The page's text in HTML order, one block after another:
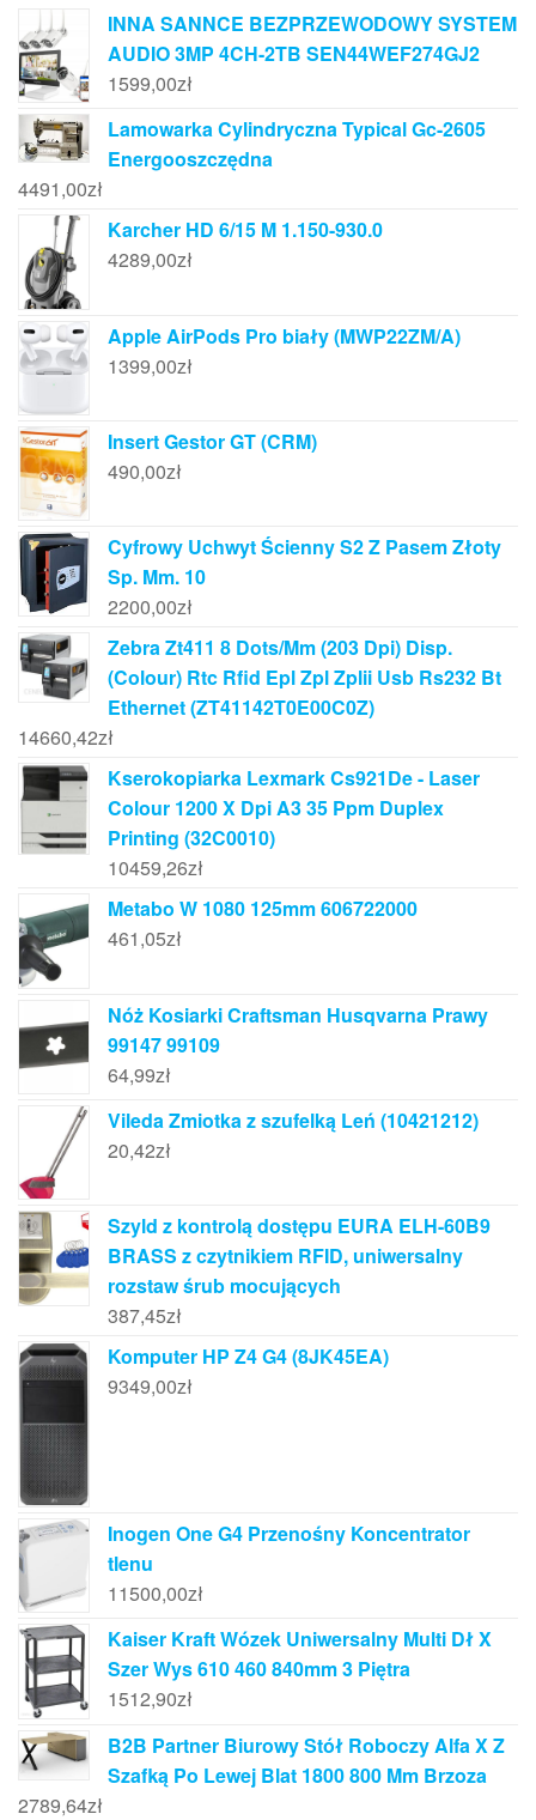
INNA SANNCE BEZPRZEWODOWY SYSTEM
AUDIO 3MP 4CH-2TB SEN44WEF274GJ2
1599,00zł
Lamowarka Cylindryczna Typical Gc-2605
Energooszczędna
4491,00zł
Karcher HD 6/15 M 1.150-930.0
4289,00zł
Apple AirPods Pro biały (MWP22ZM/A)
1399,00zł
Insert Gestor GT (CRM)
490,00zł
Cyfrowy Uchwyt Ścienny S2 Z Pasem Złoty
Sp. Mm. 10
2200,00zł
Zebra Zt411 8 Dots/Mm (203 Dpi) Disp.
(Colour) Rtc Rfid Epl Zpl Zplii Usb Rs232 Bt
Ethernet (ZT41142T0E00C0Z)
14660,42zł
Kserokopiarka Lexmark Cs921De - Laser
Colour 1200 X Dpi A3 35 Ppm Duplex
Printing (32C0010)
10459,26zł
Metabo W 1080 125mm 606722000
461,05zł
Nóż Kosiarki Craftsman Husqvarna Prawy
99147 99109
64,99zł
Vileda Zmiotka z szufelką Leń (10421212)
20,42zł
Szyld z kontrolą dostępu EURA ELH-60B9
BRASS z czytnikiem RFID, uniwersalny
rozstaw śrub mocujących
387,45zł
Komputer HP Z4 G4 (8JK45EA)
9349,00zł
Inogen One G4 Przenośny Koncentrator
tlenu
11500,00zł
Kaiser Kraft Wózek Uniwersalny Multi Dł X
Szer Wys 610 460 840mm 3 Piętra
1512,90zł
B2B Partner Biurowy Stół Roboczy Alfa X Z
Szafką Po Lewej Blat 1800 800 Mm Brzoza
2789,64zł